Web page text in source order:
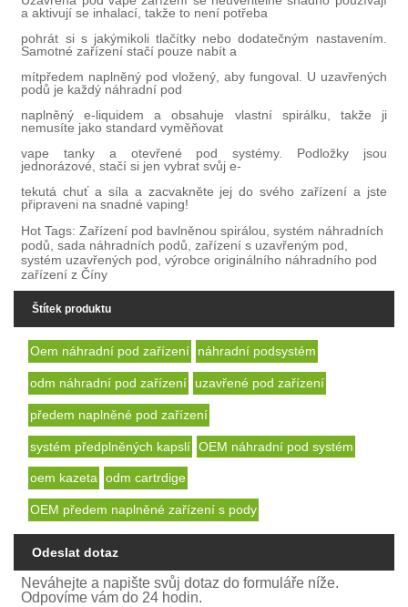
a aktivují se inhalací, takže to není potřeba
pohrát si s jakýmikoli tlačítky nebo dodatečným nastavením.
Samotné zařízení stačí pouze nabít a
mítpředem naplněný pod vložený, aby fungoval. U uzavřených
podů je každý náhradní pod
naplněný e-liquidem a obsahuje vlastní spirálku, takže ji
nemusíte jako standard vyměňovat
vape tanky a otevřené pod systémy. Podložky jsou
jednorázové, stačí si jen vybrat svůj e-
tekutá chuť a síla a zacvakněte jej do svého zařízení a jste
připraveni na snadné vaping!
Hot Tags: Zařízení pod bavlněnou spirálou, systém náhradních
podů, sada náhradních podů, zařízení s uzavřeným pod,
systém uzavřených pod, výrobce originálního náhradního pod
zařízení z Číny
Štítek produktu
Oem náhradní pod zařízení náhradní podsystém
odm náhradní pod zařízení uzavřené pod zařízení
předem naplněné pod zařízení
systém předplněných kapslí OEM náhradní pod systém
oem kazeta odm cartrdige
OEM předem naplněné zařízení s pody
Odeslat dotaz
Neváhejte a napište svůj dotaz do formuláře níže.
Odpovíme vám do 24 hodin.